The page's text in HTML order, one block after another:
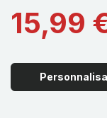
15,99